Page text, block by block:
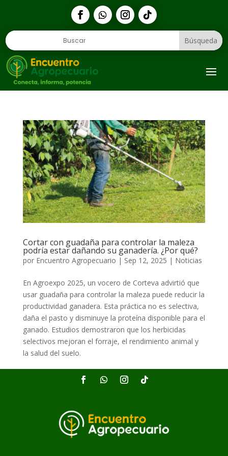
Cortar con guadaña para controlar la maleza
podría estar dañando su ganadería. ¿Por qué?
por Encuentro Agropecuario | Sep 12, 2025 | Noticias
En Agroexpo 2025, un vocero de Corteva advirtió que
usar guadaña para controlar la maleza puede reducir la
productividad ganadera. Esta práctica no es selectiva,
daña el pasto y disminuye la proteína disponible para el
ganado. Estudios demostraron que los herbicidas
selectivos mejoran el forraje, el rendimiento animal y
la salud del suelo.